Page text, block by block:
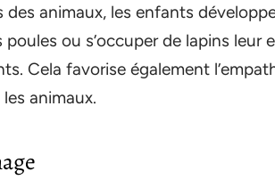
animaux, les enfants
poules ou s’occuper de lapins leur
Cela favorise également
animaux.